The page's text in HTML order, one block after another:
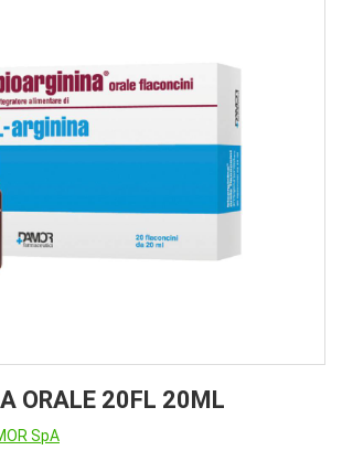
ORALE 20FL 20ML
SpA